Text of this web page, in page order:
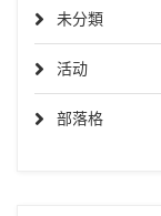
未分類
活动
部落格